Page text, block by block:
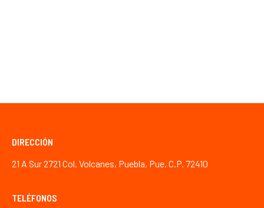
DIRECCIÓN
21 A Sur 2721 Col. Volcanes, Puebla, Pue. C.P. 72410
TELÉFONOS